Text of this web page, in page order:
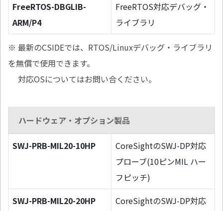
FreeRTOS-DBGLIB-
ARM/P4
FreeRTOS対応デバッグ・
ライブラリ
※ 最新のCSIDEでは、RTOS/Linuxデバッグ・ライブラリ
を無償で使用できます。
対応OSについてはお問い合ください。
ハードウェア・オプション製品
SWJ-PRB-MIL20-10HP
CoreSightのSWJ-DP対応
プローブ(10ピンMIL ハー
フピッチ)
SWJ-PRB-MIL20-20HP
CoreSightのSWJ-DP対応